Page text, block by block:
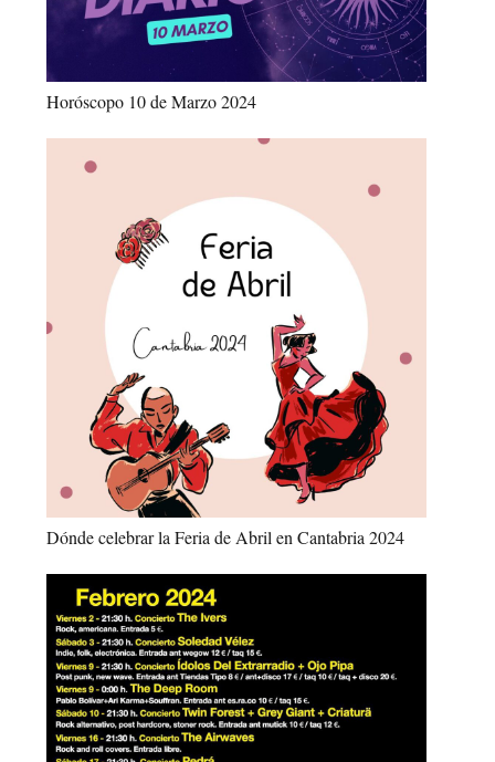
Horóscopo 10 de Marzo 2024
Dónde celebrar la Feria de Abril en Cantabria 2024